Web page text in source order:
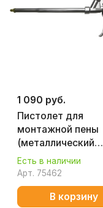
1 090 руб.
Пистолет для
монтажной пены
(металлический
корпус) КОБАЛЬТ
056
Есть в наличии
Арт. 75462
В корзину